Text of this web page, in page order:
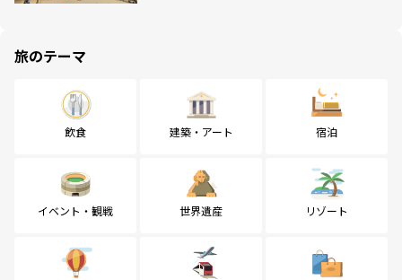
旅のテーマ
飲食 建築・アート 宿泊
イベント・観戦 世界遺産 リゾート